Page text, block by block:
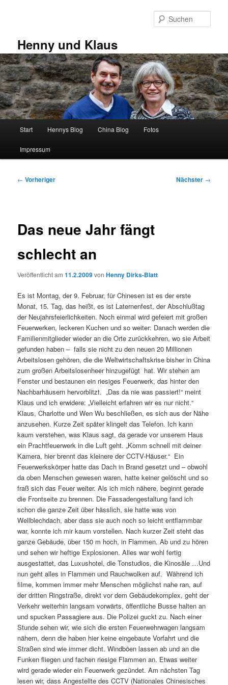
Henny und Klaus
Start Hennys Blog China Blog Fotos
Impressum
Beitragsnavigation
← Vorheriger Nächster →
Das neue Jahr fängt
schlecht an
Veröffentlicht am11.2.2009vonHenny Dirks-Blatt
Es ist Montag, der 9. Februar, für Chinesen ist es der erste
Monat, 15. Tag, das heißt, es ist Laternenfest, der Abschlußtag
der Neujahrsfeierlichkeiten. Noch einmal wird gefeiert mit großen
Feuerwerken, leckeren Kuchen und so weiter: Danach werden die
Familienmitglieder wieder an die Orte zurückkehren, wo sie Arbeit
gefunden haben – falls sie nicht zu den neuen 20 Millionen
Arbeitslosen gehören, die die Weltwirtschaftskrise bisher in China
zum großen Arbeitslosenheer hinzugefügt hat. Wir stehen am
Fenster und bestaunen ein riesiges Feuerwerk, das hinter den
Nachbarhäusern hervorblitzt. „Das da nie was passiert!“ meint
Klaus und ich erwidere: „Vielleicht erfahren wir es nur nicht.“
Klaus, Charlotte und Wen Wu beschließen, es sich aus der Nähe
anzusehen. Kurze Zeit später klingelt das Telefon. Ich kann
kaum verstehen, was Klaus sagt, da gerade vor unserem Haus
ein Prachtfeuerwerk in die Luft geht. „Komm schnell mit deiner
Kamera, hier brennt das kleinere der CCTV-Häuser.“ Ein
Feuerwerkskörper hatte das Dach in Brand gesetzt und – obwohl
da oben Menschen gewesen waren, hatte keiner gelöscht und so
fraß sich das Feuer weiter. Als ich mich nähere, beginnt gerade
die Frontseite zu brennen. Die Fassadengestaltung fand ich
schon die ganze Zeit über hässlich, sie hatte was von
Wellblechdach, aber dass sie auch noch so leicht entflammbar
war, konnte ich mir kaum vorstellen. Nach kurzer Zeit steht das
ganze Gebäude, über 150 m hoch, in Flammen. Ab und zu hören
und sehen wir heftige Explosionen. Alles war wohl fertig
ausgestattet, das Luxushotel, die Tonstudios, die Kinosäle …Und
nun geht alles in Flammen und Rauchwolken auf. Während ich
filme, kommen immer mehr Menschen möglichst nahe ran, auf
der dritten Ringstraße, direkt vor dem Gebäudekomplex, geht der
Verkehr weiterhin langsam vorwärts, öffentliche Busse halten an
und spucken Passagiere aus. Die Polizei guckt zu. Nach einer
Stunde sehen wir, wie sich die ersten Feuerwehrwagen langsam
nähern, denn die haben hier keine eingebaute Vorfahrt und die
Straßen sind wie immer dicht. Windböen lassen ab und an die
Funken fliegen und fachen riesige Flammen an. Etwas weiter
wird gerade wieder ein Feuerwerk gezündet. Am nächsten Tag
lesen wir, dass Angestellte des CCTV (Nationales Chinesisches